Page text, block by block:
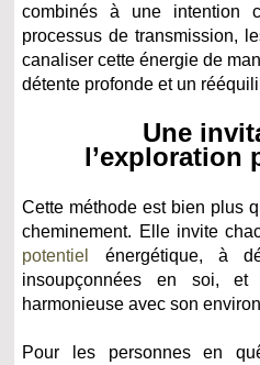
combinés à une intention
processus de transmission,
canaliser cette énergie de
détente profonde et un
Une
l’exploration
Cette méthode est bien plus
cheminement. Elle invite
potentiel
énergétique, à
insoupçonnées en soi,
harmonieuse avec son
Pour les personnes en